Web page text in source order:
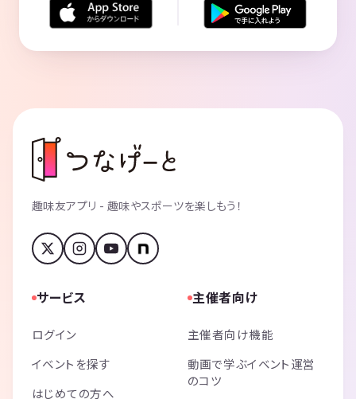
趣味友アプリ - 趣味やスポーツを楽しもう！
サービス
ログイン
イベントを探す
はじめての方へ
主催者向け
主催者向け機能
動画で学ぶイベント運営
のコツ